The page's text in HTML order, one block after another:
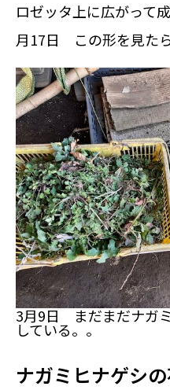
ロゼッタ上に広がって
月17日 この形を見た
3月9日 まだまだナガ
している。。
ナガミヒナゲシ